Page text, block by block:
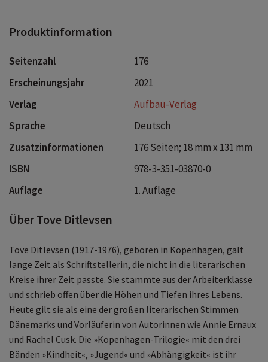
Produktinformation
Seitenzahl
176
Erscheinungsjahr
2021
Verlag
Aufbau-Verlag
Sprache
Deutsch
Zusatzinformationen
176 Seiten; 18 mm x 131 mm
ISBN
978-3-351-03870-0
Auflage
1. Auflage
Über Tove Ditlevsen
Tove Ditlevsen (1917-1976), geboren in Kopenhagen, galt
lange Zeit als Schriftstellerin, die nicht in die literarischen
Kreise ihrer Zeit passte. Sie stammte aus der Arbeiterklasse
und schrieb offen über die Höhen und Tiefen ihres Lebens.
Heute gilt sie als eine der großen literarischen Stimmen
Dänemarks und Vorläuferin von Autorinnen wie Annie Ernaux
und Rachel Cusk. Die »Kopenhagen-Trilogie« mit den drei
Bänden »Kindheit«, »Jugend« und »Abhängigkeit« ist ihr